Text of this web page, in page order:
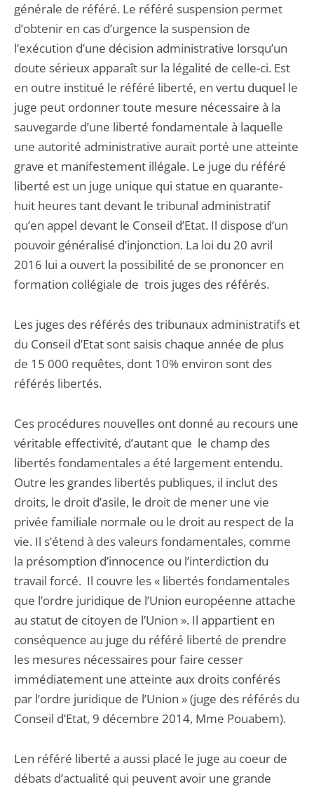
générale de référé. Le référé suspension permet
d’obtenir en cas d’urgence la suspension de
l’exécution d’une décision administrative lorsqu’un
doute sérieux apparaît sur la légalité de celle-ci. Est
en outre institué le référé liberté, en vertu duquel le
juge peut ordonner toute mesure nécessaire à la
sauvegarde d’une liberté fondamentale à laquelle
une autorité administrative aurait porté une atteinte
grave et manifestement illégale. Le juge du référé
liberté est un juge unique qui statue en quarante-
huit heures tant devant le tribunal administratif
qu’en appel devant le Conseil d’Etat. Il dispose d’un
pouvoir généralisé d’injonction. La loi du 20 avril
2016 lui a ouvert la possibilité de se prononcer en
formation collégiale de trois juges des référés.
Les juges des référés des tribunaux administratifs et
du Conseil d’Etat sont saisis chaque année de plus
de 15 000 requêtes, dont 10% environ sont des
référés libertés.
Ces procédures nouvelles ont donné au recours une
véritable effectivité, d’autant que le champ des
libertés fondamentales a été largement entendu.
Outre les grandes libertés publiques, il inclut des
droits, le droit d’asile, le droit de mener une vie
privée familiale normale ou le droit au respect de la
vie. Il s’étend à des valeurs fondamentales, comme
la présomption d’innocence ou l’interdiction du
travail forcé. Il couvre les « libertés fondamentales
que l’ordre juridique de l’Union européenne attache
au statut de citoyen de l’Union ». Il appartient en
conséquence au juge du référé liberté de prendre
les mesures nécessaires pour faire cesser
immédiatement une atteinte aux droits conférés
par l’ordre juridique de l’Union » (juge des référés du
Conseil d’Etat, 9 décembre 2014, Mme Pouabem).
Len référé liberté a aussi placé le juge au coeur de
débats d’actualité qui peuvent avoir une grande